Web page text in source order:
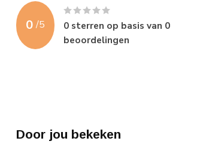
0 /5 0 sterren op basis van 0
beoordelingen
Door jou bekeken